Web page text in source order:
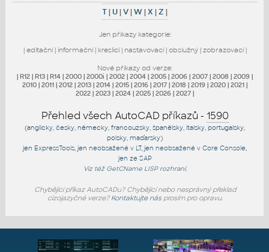
T| U|V|W|X |Z |
Jen příkazy kategorie:
| editační| informační| kreslicí| nastavovací| obslužný| zobrazovací|
Nové příkazy od verze:
| R12 | R13 | R14 | 2000 | 2000i | 2002 | 2004 | 2005 | 2006 | 2007 | 2008 | 2009 |
2010 | 2011 | 2012 | 2013 | 2014 | 2015 | 2016 | 2017 | 2018 | 2019 | 2020 | 2021 |
2022 | 2023 | 2024 | 2025 | 2026 | 2027 |
Přehled všech AutoCAD příkazů - 1590
(anglicky, česky, německy, francouzsky, španělsky, italsky, portugalsky,
polsky, maďarsky)
jen ExpressTools , jen neobsažené v LT, jen neobsažené v Core Console
jen ze SAP
Viz též GetCNameLISP rozhraní.
Chybějící příkaz AutoCADu? Chybějící nebo nesprávný překlad
cizojazyčné verze? Kontaktujte násprosím pro opravu.